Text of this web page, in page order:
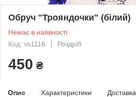
Обруч "Трояндочки" (білий)
Немає в наявності
Код: vs1116
Роздріб
450 ₴
Опис Характеристики Доставка